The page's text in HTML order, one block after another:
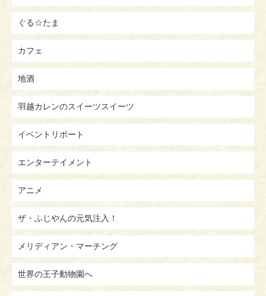
ぐる☆たま
カフェ
地酒
羽越カレンのスイーツスイーツ
イベントリポート
エンターテイメント
アニメ
ザ・ふじやんの元気注入！
メリディアン・マーチング
世界の王子動物園へ